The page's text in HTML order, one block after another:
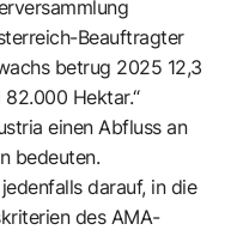
Beauftragter
betrug 2025 12,3
Hektar.“
einen Abfluss an
bedeuten.
darauf, in die
des AMA-